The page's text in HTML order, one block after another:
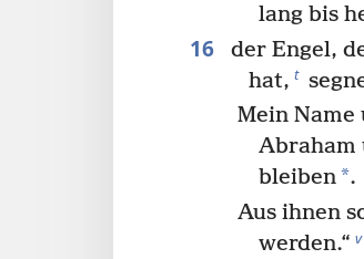
lang bis
16
der Engel,
hat, t
Mein Name
Abraham
bleiben*.
Aus ihnen
werden.“ v